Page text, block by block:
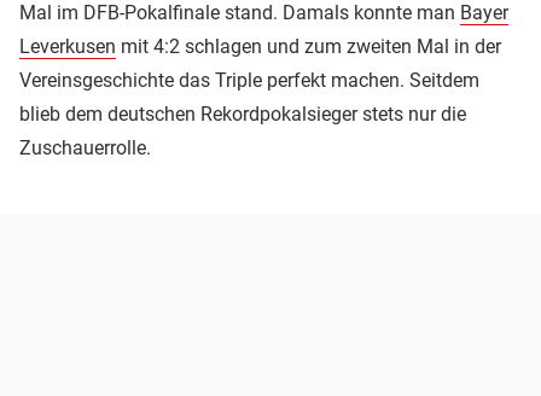
Mal im DFB-Pokalfinale stand. Damals konnte man Bayer
Leverkusen mit 4:2 schlagen und zum zweiten Mal in der
Vereinsgeschichte das Triple perfekt machen. Seitdem
blieb dem deutschen Rekordpokalsieger stets nur die
Zuschauerrolle.